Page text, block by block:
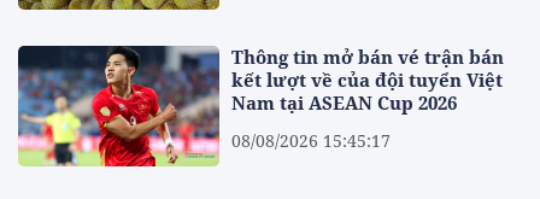
Thông tin mở bán vé trận bán
kết lượt về của đội tuyển Việt
Nam tại ASEAN Cup 2026
08/08/2026 15:45:17